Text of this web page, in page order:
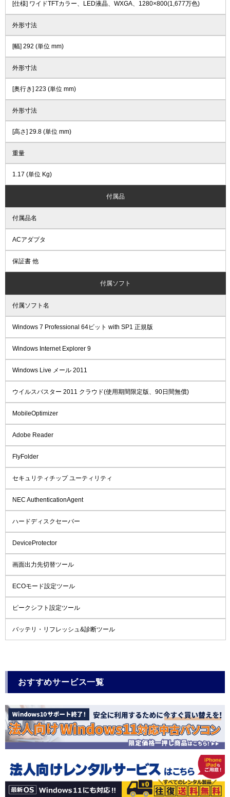
[仕様] ワイドTFTカラー、LED液晶、WXGA、1280×800(1,677万色)
外形寸法
[幅] 292 (単位 mm)
外形寸法
[奥行き] 223 (単位 mm)
外形寸法
[高さ] 29.8 (単位 mm)
重量
1.17 (単位 Kg)
付属品
付属品名
ACアダプタ
保証書 他
付属ソフト
付属ソフト名
Windows 7 Professional 64ビット with SP1 正規版
Windows Internet Explorer 9
Windows Live メール 2011
ウイルスバスター 2011 クラウド(使用期間限定版、90日間無償)
MobileOptimizer
Adobe Reader
FlyFolder
セキュリティチップ ユーティリティ
NEC AuthenticationAgent
ハードディスクセーバー
DeviceProtector
画面出力先切替ツール
ECOモード設定ツール
ピークシフト設定ツール
バッテリ・リフレッシュ&診断ツール
おすすめサービス一覧